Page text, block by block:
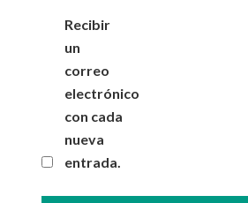
Recibir
un
correo
electrónico
con cada
nueva
entrada.